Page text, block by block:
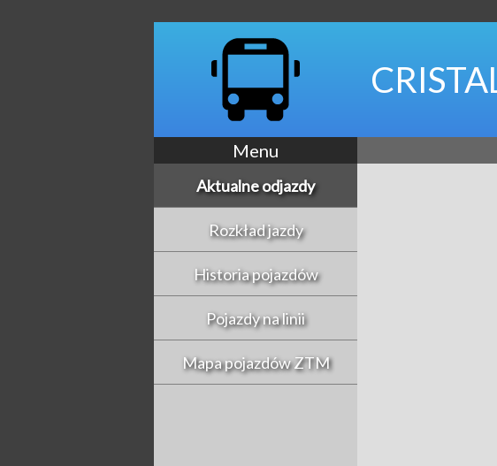
Menu
Aktualne odjazdy
Rozkład jazdy
Historia pojazdów
Pojazdy na linii
Mapa pojazdów ZTM